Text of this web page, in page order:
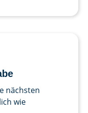
nächsten
wie